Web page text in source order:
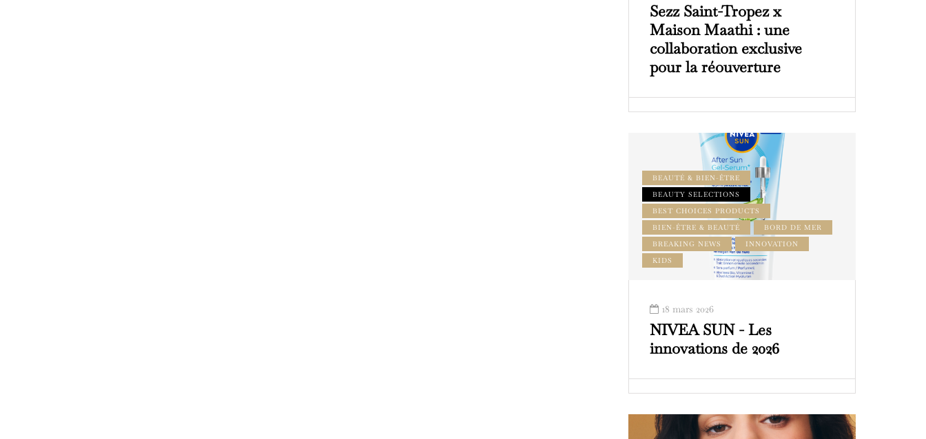
Sezz Saint-Tropez x
Maison Maathi : une
collaboration exclusive
pour la réouverture
BEAUTÉ & BIEN-ÊTRE
BEAUTY SELECTIONS
BEST CHOICES PRODUCTS
BIEN-ÊTRE & BEAUTÉ
BORD DE MER
BREAKING NEWS
INNOVATION
KIDS
18 mars 2026
NIVEA SUN - Les
innovations de 2026